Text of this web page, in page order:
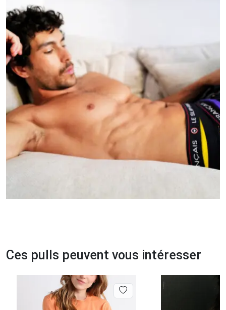
Ces pulls peuvent vous intéresser